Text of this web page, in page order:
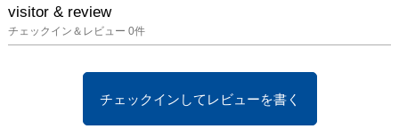
「間」。陶芸と建築、デ
ジタルとアナログ、内と
外、混沌と秩序。無限大
の「間」の中で格闘し、
いく様は、作品にも深く
反映しており、この他に
visitor & review
チェックイン＆レビュー 0件
チェックインしてレビューを書く